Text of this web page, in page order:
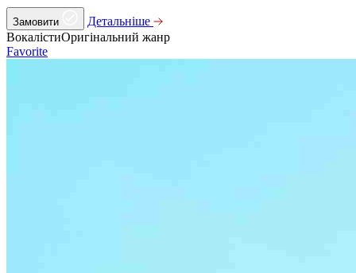
Замовити
Детальніше
ВокалістиОригінальний жанр
Favorite